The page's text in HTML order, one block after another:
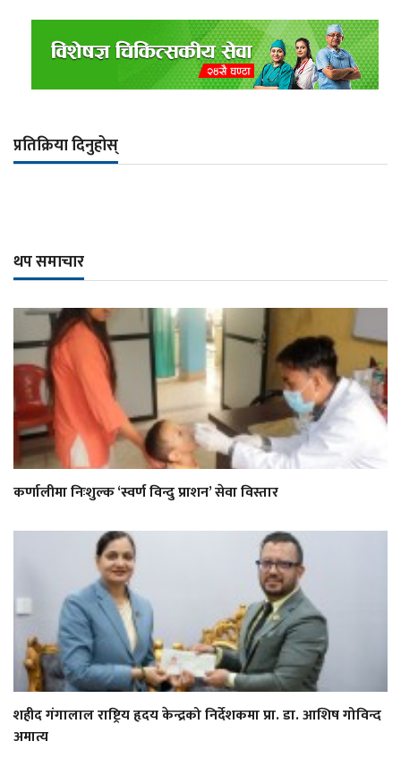
प्रतिक्रिया दिनुहोस्
थप समाचार
कर्णालीमा निःशुल्क ‘स्वर्ण विन्दु प्राशन’ सेवा विस्तार
शहीद गंगालाल राष्ट्रिय हृदय केन्द्रको निर्देशकमा प्रा. डा. आशिष गोविन्द
अमात्य